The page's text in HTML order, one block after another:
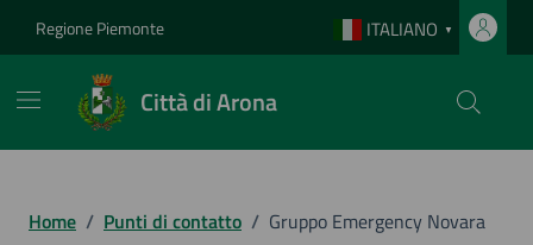
Regione Piemonte ITALIANO ▼
Città di Arona
Home / Punti di contatto / Gruppo Emergency Novara